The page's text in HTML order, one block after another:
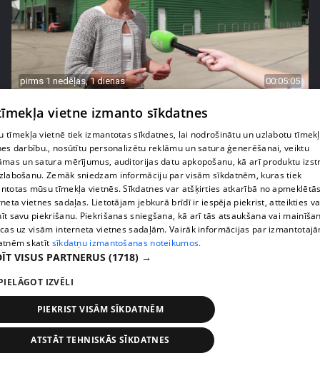
pirms 1 nedēļas, 1 dienas 00:05:05
Melleņu zelta drudzis: kas nosaka iepirkuma
cenu?
409. epizode
Ogas un sēnes šogad dārgākas, bet uzpirkšanas
vietne izmanto sīkdatnes
tīmekļa vietnē tiek izmantotas sīkdatnes, lai nodrošinātu un uzlabotu
darbību., nosūtītu personalizētu reklāmu un satura ģenerēšanai, veiktu
un satura mērījumus, auditorijas datu apkopošanu, kā arī produktu
Zemāk sniedzam informāciju par visām sīkdatnēm, kuras tiek
mūsu tīmekļa vietnēs. Sīkdatnes var atšķirties atkarībā no
vietnes sadaļas. Lietotājam jebkurā brīdī ir iespēja piekrist, atteikties
savu piekrišanu. Piekrišanas sniegšana, kā arī tās atsaukšana vai
uz visām interneta vietnes sadaļām. Vairāk informācijas par
skatīt sīkdatņu izmantošanas noteikumos.
VISUS PARTNERUS (1718) →
IZVĒLI
PIEKRIST VISĀM SĪKDATNĒM
ATSTĀT TEHNISKĀS SĪKDATNES